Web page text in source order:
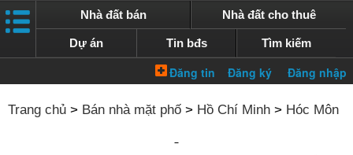
Nhà đất bán Nhà đất cho thuê
Dự án Tin bđs Tìm kiếm
Trang chủ > Bán nhà mặt phố > Hồ Chí Minh > Hóc Môn